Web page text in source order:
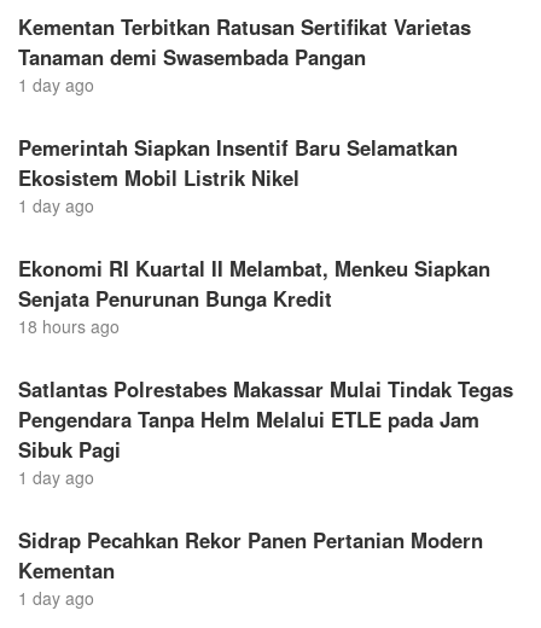
Kementan Terbitkan Ratusan Sertifikat Varietas
Tanaman demi Swasembada Pangan
1 day ago
Pemerintah Siapkan Insentif Baru Selamatkan
Ekosistem Mobil Listrik Nikel
1 day ago
Ekonomi RI Kuartal II Melambat, Menkeu Siapkan
Senjata Penurunan Bunga Kredit
18 hours ago
Satlantas Polrestabes Makassar Mulai Tindak Tegas
Pengendara Tanpa Helm Melalui ETLE pada Jam
Sibuk Pagi
1 day ago
Sidrap Pecahkan Rekor Panen Pertanian Modern
Kementan
1 day ago